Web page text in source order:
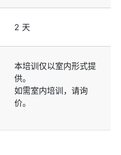
2 天
本培训仅以室内形式提
供。
如需室内培训，请询
价。